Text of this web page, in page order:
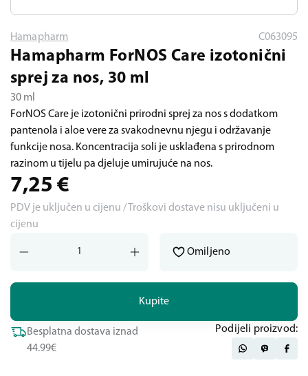
Hamapharm C063095
Hamapharm ForNOS Care izotonični
sprej za nos, 30 ml
30 ml
ForNOS Care je izotonični prirodni sprej za nos s dodatkom
pantenola i aloe vere za svakodnevnu njegu i održavanje
funkcije nosa. Koncentracija soli je usklađena s prirodnom
razinom u tijelu pa djeluje umirujuće na nos.
7,25 €
PDV je uključen u cijenu / Troškovi dostave nisu uključeni u
cijenu
Kupite
Omiljeno
Besplatna dostava iznad
44.99€
Podijeli proizvod: